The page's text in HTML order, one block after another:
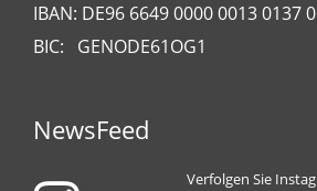
IBAN: DE96 6649 0000 0013 0137
BIC: GENODE61OG1
NewsFeed
Verfolgen Sie